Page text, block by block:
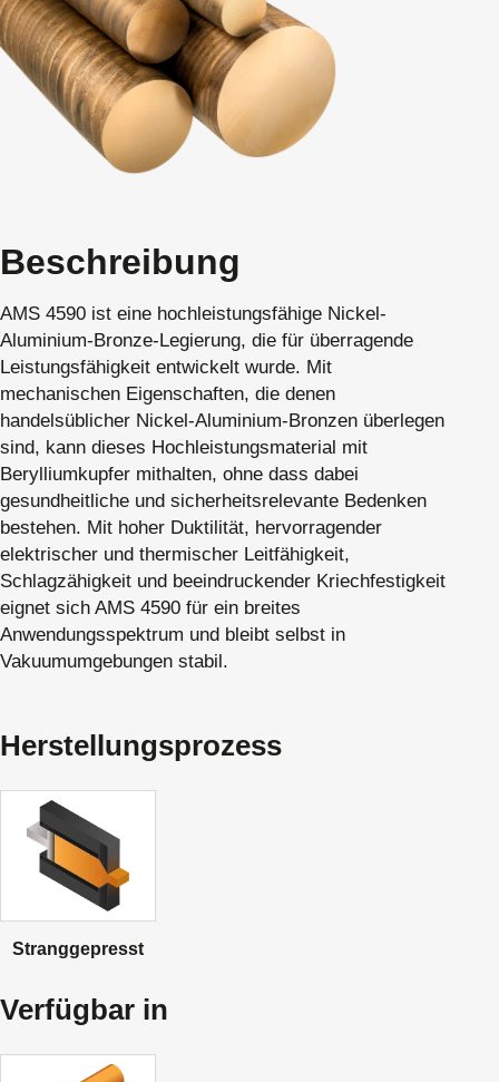
Beschreibung
AMS 4590 ist eine hochleistungsfähige Nickel-
Aluminium-Bronze-Legierung, die für überragende
Leistungsfähigkeit entwickelt wurde. Mit
mechanischen Eigenschaften, die denen
handelsüblicher Nickel-Aluminium-Bronzen überlegen
sind, kann dieses Hochleistungsmaterial mit
Berylliumkupfer mithalten, ohne dass dabei
gesundheitliche und sicherheitsrelevante Bedenken
bestehen. Mit hoher Duktilität, hervorragender
elektrischer und thermischer Leitfähigkeit,
Schlagzähigkeit und beeindruckender Kriechfestigkeit
eignet sich AMS 4590 für ein breites
Anwendungsspektrum und bleibt selbst in
Vakuumumgebungen stabil.
Herstellungsprozess
Stranggepresst
Verfügbar in